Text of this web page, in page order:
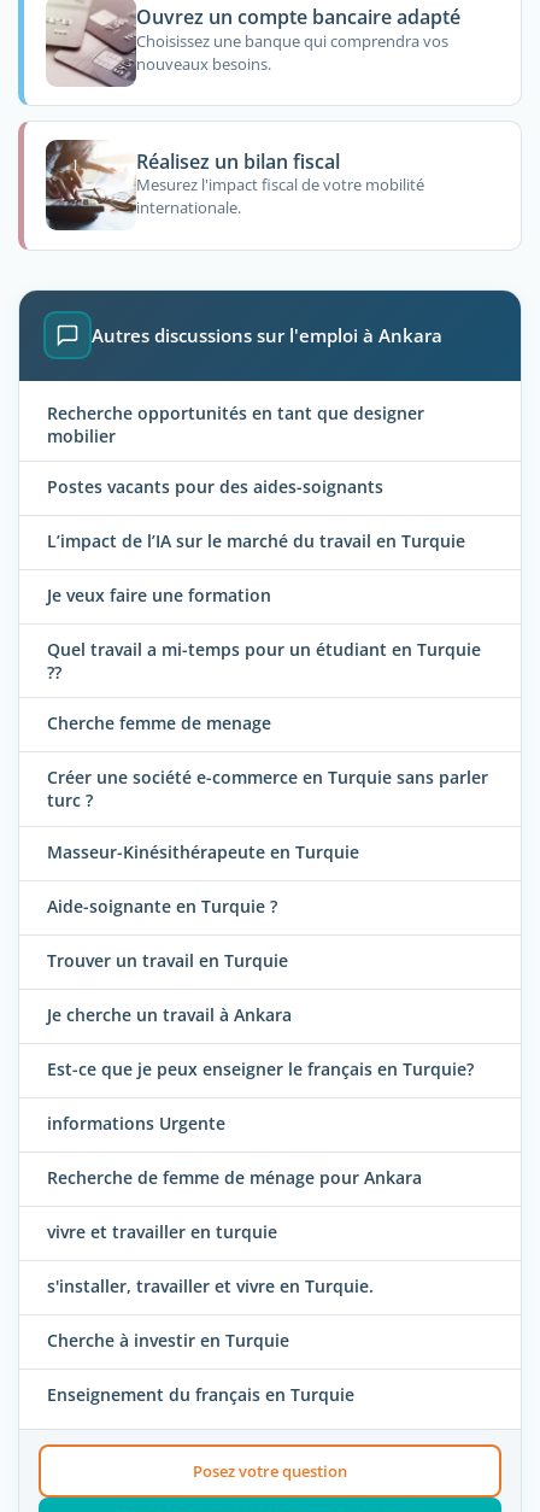
Ouvrez un compte bancaire adapté
Choisissez une banque qui comprendra vos
nouveaux besoins.
Réalisez un bilan fiscal
Mesurez l'impact fiscal de votre mobilité
internationale.
Autres discussions sur l'emploi à Ankara
Recherche opportunités en tant que designer
mobilier
Postes vacants pour des aides-soignants
L’impact de l’IA sur le marché du travail en Turquie
Je veux faire une formation
Quel travail a mi-temps pour un étudiant en Turquie
??
Cherche femme de menage
Créer une société e-commerce en Turquie sans parler
turc ?
Masseur-Kinésithérapeute en Turquie
Aide-soignante en Turquie ?
Trouver un travail en Turquie
Je cherche un travail à Ankara
Est-ce que je peux enseigner le français en Turquie?
informations Urgente
Recherche de femme de ménage pour Ankara
vivre et travailler en turquie
s'installer, travailler et vivre en Turquie.
Cherche à investir en Turquie
Enseignement du français en Turquie
Posez votre question